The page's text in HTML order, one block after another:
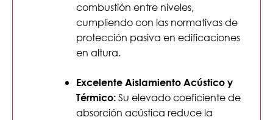
combustión entre niveles,
cumpliendo con las normativas de
protección pasiva en edificaciones
en altura.
Excelente Aislamiento Acústico y
Térmico: Su elevado coeficiente de
absorción acústica reduce la